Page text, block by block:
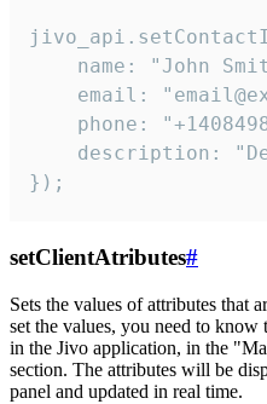
name: "John
email:
phone:
description:
});
setClientAtributes#
Sets the values ​​of attributes that
set the values, you need to know
in the Jivo application, in the
section. The attributes will be
panel and updated in real time.